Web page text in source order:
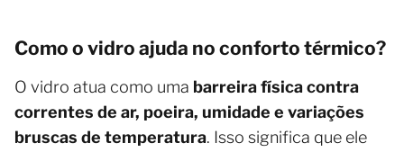
Como o vidro ajuda no conforto térmico?
O vidro atua como uma barreira física contra
correntes de ar, poeira, umidade e variações
bruscas de temperatura. Isso significa que ele